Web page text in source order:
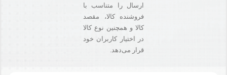
ارسال را متناسب با
فروشنده کالا،‌ مقصد
کالا و همچنین نوع کالا
در اختیار کاربران خود
قرار می‌دهد.